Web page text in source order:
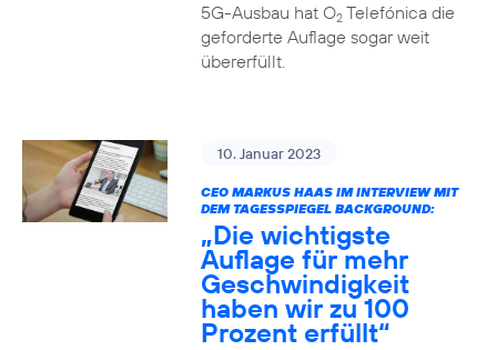
5G-Ausbau hat O2Telefónica die
geforderte Auflage sogar weit
übererfüllt.
10. Januar 2023
CEO MARKUS HAAS IM INTERVIEW MIT
DEM TAGESSPIEGEL BACKGROUND:
„Die wichtigste
Auflage für mehr
Geschwindigkeit
haben wir zu 100
Prozent erfüllt“